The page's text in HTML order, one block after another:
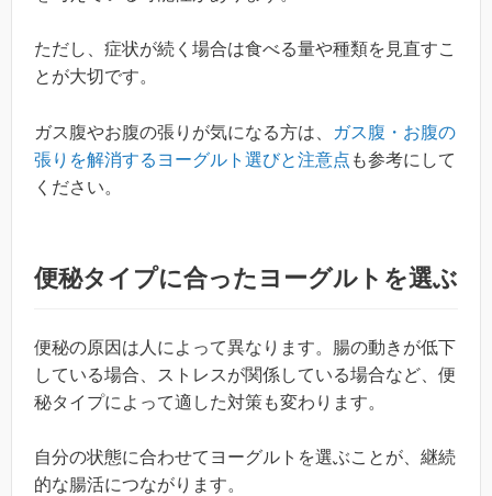
ただし、症状が続く場合は食べる量や種類を見直すこ
とが大切です。
ガス腹やお腹の張りが気になる方は、
ガス腹・お腹の
張りを解消するヨーグルト選びと注意点 も参考にして
ください。
便秘タイプに合ったヨーグルトを選ぶ
便秘の原因は人によって異なります。腸の動きが低下
している場合、ストレスが関係している場合など、便
秘タイプによって適した対策も変わります。
自分の状態に合わせてヨーグルトを選ぶことが、継続
的な腸活につながります。